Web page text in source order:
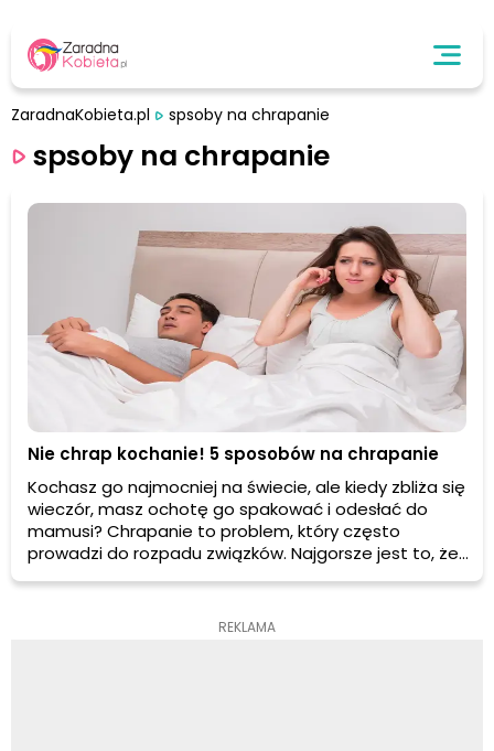
ZaradnaKobieta.pl spsoby na chrapanie
spsoby na chrapanie
Nie chrap kochanie! 5 sposobów na chrapanie
Kochasz go najmocniej na świecie, ale kiedy zbliża się
wieczór, masz ochotę go spakować i odesłać do
mamusi? Chrapanie to problem, który często
prowadzi do rozpadu związków. Najgorsze jest to, że
partner, który chrapie, zazwyczaj nie rozumie powagi
REKLAMA